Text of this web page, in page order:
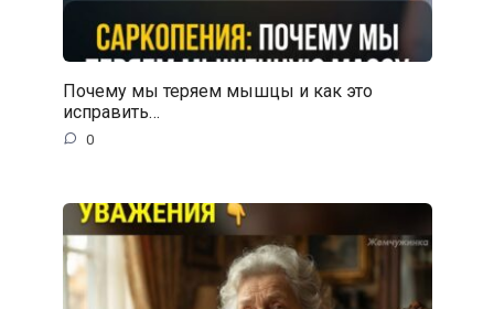
Почему мы теряем мышцы и как это
исправить…
0